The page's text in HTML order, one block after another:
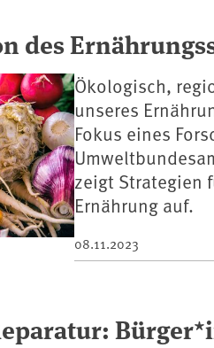
des
Ökologisch,
unseres
Fokus eines
zeigt Strategien
Ernährung auf.
08.11.2023